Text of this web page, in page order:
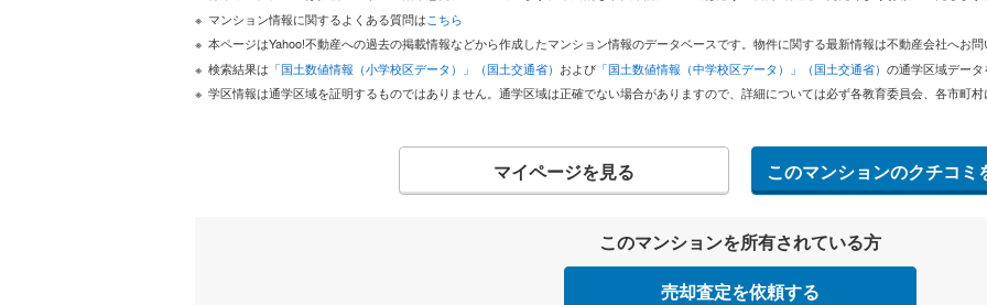
マンション情報に関するよくある質問はこちら
本ページはYahoo!不動産への過去の掲載情報などから作成したマンション情報のデータベースです。物件に関する最新情報は不動産会社へお
検索結果は 「国土数値情報（小学校区データ）」（国土交通省） および 「国土数値情報（中学校区データ）」（国土交通省） の通学区域デー
学区情報は通学区域を証明するものではありません。通学区域は正確でない場合がありますので、詳細については必ず各教育委員会、各市町
マイページを見る このマンションのクチコミ
このマンションを所有されている方
売却査定を依頼する